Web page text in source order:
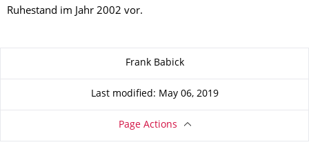
Ruhestand im Jahr 2002 vor.
Frank Babick
Last modified: May 06, 2019
Page Actions